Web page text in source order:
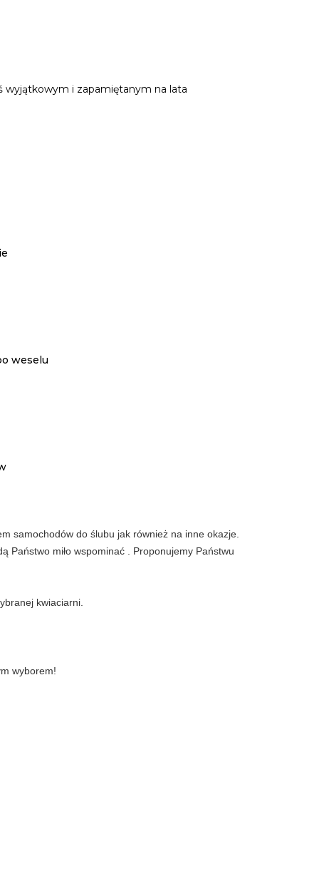
wyjątkowym i zapamiętanym na lata
weselu
samochodów do ślubu jak również na inne okazje.
Państwo miło wspominać . Proponujemy Państwu
kwiaciarni.
wyborem!